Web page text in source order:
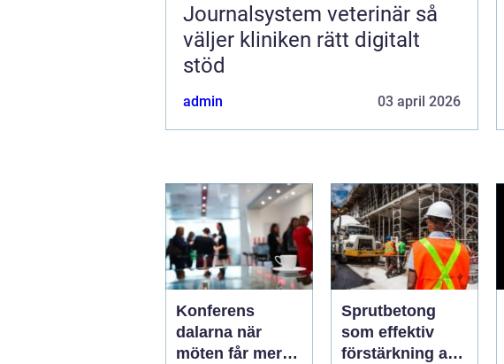
Journalsystem veterinär så
väljer kliniken rätt digitalt
stöd
admin 03 april 2026
Konferens
dalarna när
möten får mer
Sprutbetong
som effektiv
förstärkning av